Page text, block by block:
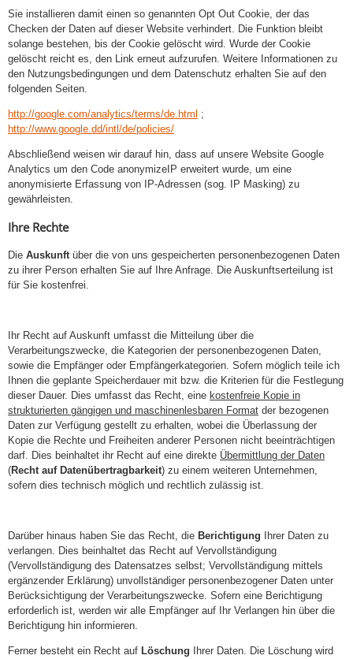
Sie installieren damit einen so genannten Opt Out Cookie, der das
Checken der Daten auf dieser Website verhindert. Die Funktion bleibt
solange bestehen, bis der Cookie gelöscht wird. Wurde der Cookie
gelöscht reicht es, den Link erneut aufzurufen. Weitere Informationen zu
den Nutzungsbedingungen und dem Datenschutz erhalten Sie auf den
folgenden Seiten.
http://google.com/analytics/terms/de.html ;
http://www.google.dd/intl/de/policies/
Abschließend weisen wir darauf hin, dass auf unsere Website Google
Analytics um den Code anonymizeIP erweitert wurde, um eine
anonymisierte Erfassung von IP-Adressen (sog. IP Masking) zu
gewährleisten.
Ihre Rechte
Die Auskunftüber die von uns gespeicherten personenbezogenen Daten
zu ihrer Person erhalten Sie auf Ihre Anfrage. Die Auskunftserteilung ist
für Sie kostenfrei.
Ihr Recht auf Auskunft umfasst die Mitteilung über die
Verarbeitungszwecke, die Kategorien der personenbezogenen Daten,
sowie die Empfänger oder Empfängerkategorien. Sofern möglich teile ich
Ihnen die geplante Speicherdauer mit bzw. die Kriterien für die Festlegung
dieser Dauer. Dies umfasst das Recht, eine kostenfreie Kopie in
strukturierten gängigen und maschinenlesbaren Format der bezogenen
Daten zur Verfügung gestellt zu erhalten, wobei die Überlassung der
Kopie die Rechte und Freiheiten anderer Personen nicht beeinträchtigen
darf. Dies beinhaltet ihr Recht auf eine direkte Übermittlung der Daten
(Recht auf Datenübertragbarkeit) zu einem weiteren Unternehmen,
sofern dies technisch möglich und rechtlich zulässig ist.
Darüber hinaus haben Sie das Recht, die Berichtigung Ihrer Daten zu
verlangen. Dies beinhaltet das Recht auf Vervollständigung
(Vervollständigung des Datensatzes selbst; Vervollständigung mittels
ergänzender Erklärung) unvollständiger personenbezogener Daten unter
Berücksichtigung der Verarbeitungszwecke. Sofern eine Berichtigung
erforderlich ist, werden wir alle Empfänger auf Ihr Verlangen hin über die
Berichtigung hin informieren.
Ferner besteht ein Recht auf Löschung Ihrer Daten. Die Löschung wird